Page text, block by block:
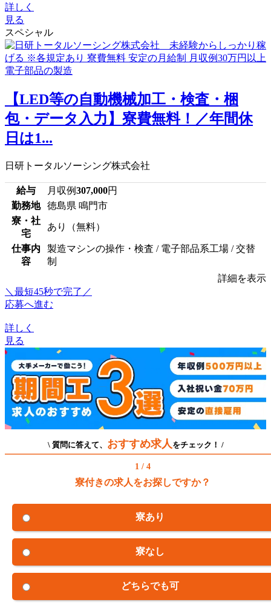
詳しく
見る
スペシャル
【LED等の自動機械加工・検査・梱
包・データ入力】寮費無料！／年間休
日は1...
日研トータルソーシング株式会社
給与 月収例307,000円
勤務地
徳島県 鳴門市
寮・社
宅
あり（無料）
仕事内
容
製造マシンの操作・検査 / 電子部品系工場 / 交替
制
詳細を表示
＼最短45秒で完了／
応募へ進む
詳しく
見る
\ 質問に答えて、 おすすめ求人 をチェック！ /
1 / 4
寮付きの求人をお探しですか？
寮あり
寮なし
どちらでも可